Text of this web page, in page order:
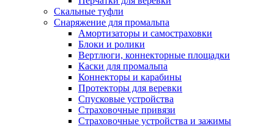
Скальные туфли
Снаряжение для промальпа
Амортизаторы и самостраховки
Блоки и ролики
Вертлюги, коннекторные площадки
Каски для промальпа
Коннекторы и карабины
Протекторы для веревки
Спусковые устройства
Страховочные привязи
Страховочные устройства и зажимы